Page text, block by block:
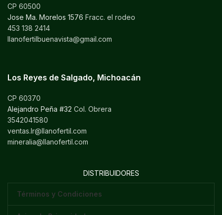
CP 60500
Jose Ma. Morelos 1576 Fracc. el rodeo
453 138 2414
llanofertilbuenavista@gmail.com
Los Reyes de Salgado, Michoacán
CP 60370
Alejandro Peña #32 Col. Obrera
3542041580
ventas.lr@llanofertil.com
mineralia@llanofertil.com
DISTRIBUIDORES
Términos y Condiciones